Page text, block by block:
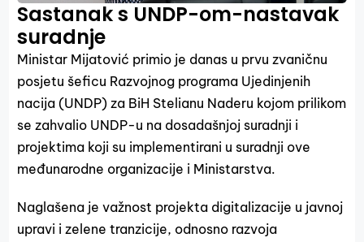
Sastanak s UNDP-om-nastavak
suradnje
Ministar Mijatović primio je danas u prvu zvaničnu
posjetu šeficu Razvojnog programa Ujedinjenih
nacija (UNDP) za BiH Stelianu Naderu kojom prilikom
se zahvalio UNDP-u na dosadašnjoj suradnji i
projektima koji su implementirani u suradnji ove
međunarodne organizacije i Ministarstva.
Naglašena je važnost projekta digitalizacije u javnoj
upravi i zelene tranzicije, odnosno razvoja